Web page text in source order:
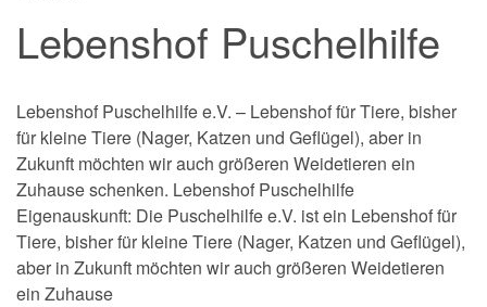
Lebenshof Puschelhilfe
Lebenshof Puschelhilfe e.V. – Lebenshof für Tiere, bisher
für kleine Tiere (Nager, Katzen und Geflügel), aber in
Zukunft möchten wir auch größeren Weidetieren ein
Zuhause schenken. Lebenshof Puschelhilfe
Eigenauskunft: Die Puschelhilfe e.V. ist ein Lebenshof für
Tiere, bisher für kleine Tiere (Nager, Katzen und Geflügel),
aber in Zukunft möchten wir auch größeren Weidetieren
ein Zuhause